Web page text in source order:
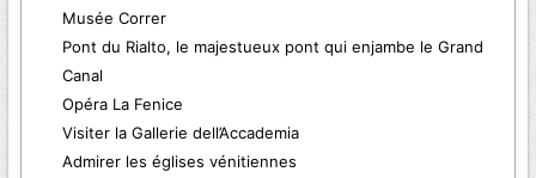
Musée Correr
Pont du Rialto, le majestueux pont qui enjambe le Grand
Canal
Opéra La Fenice
Visiter la Gallerie dell’Accademia
Admirer les églises vénitiennes